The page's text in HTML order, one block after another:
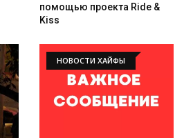
помощью проекта Ride &
Kiss
НОВОСТИ ХАЙФЫ